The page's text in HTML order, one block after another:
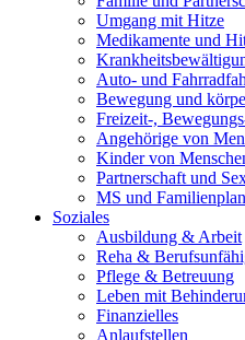
Umgang mit Hitze
Medikamente und
Auto- und
Bewegung und
Freizeit-,
Angehörige von
Kinder von
Partnerschaft und
MS und
Soziales
Ausbildung & Arbeit
Reha &
Pflege & Betreuung
Leben mit
Finanzielles
Anlaufstellen